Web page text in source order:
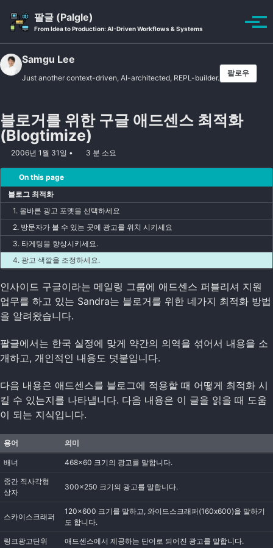
팔글 (Palgle)
From Idea to Production: AI-Driven Workflows & Systems
Toggle
토
Samgu Lee
Just another context-driven, AI-architected, REPL-builder.
팔로우
블로거를 위한 구글 애드센스 최적화
(Blogtimize)
2006년 1월 31일 3 분 소요
On this page
블로그 최적화
1. 올바른 광고 포멧을 선택하세요
2. 방문자가 볼 수 있는 곳에 광고를 위치 시키세요
3. 타게팅을 향상시키세요.
4. 광고 색깔을 조정하세요.
인사이드 구글이라는 메일링 그룹에 애드센스 퍼블리셔 지원
업무를 하고 있는 Sandra는 블로거를 위한 네가지 최적화 방법
을 알려왔습니다.
팔글에서는 한국 실정에 맞게 약간의 의역을 섞어서 내용을 소
개하고, 개인적인 내용도 덧붙입니다.
다음 내용은 애드센스를 블로그에 적용할 때 어떻게 최적화 시
킬 수 있는지를 나타냅니다. 다음 내용은 이 글을 읽을 때 도움
이 되는 지식입니다.
용어 의미
배너 468x60 크기의 광고를 말합니다.
중간 직사각형
상자
300x250 크기의 광고를 말합니다.
스카이스크래퍼
120x600 크기를 말하고, 와이드스크래퍼(160x600)을 말하기
도 합니다.
링크광고단위 애드센스에서 제공하는 단어로 되어진 광고를 말합니다.